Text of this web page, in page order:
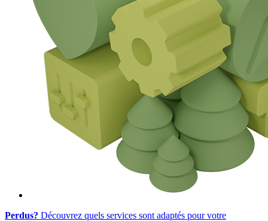
Perdus? Découvrez quels services sont adaptés pour votre